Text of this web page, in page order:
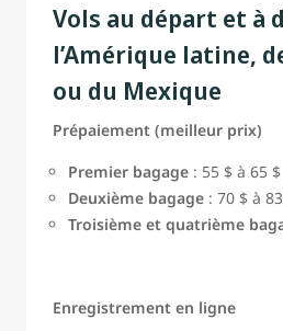
Vols au départ et à
l’Amérique latine,
ou du Mexique
Prépaiement (meilleur prix)
Premier bagage : 55 $ à 65 $
Deuxième bagage : 70 $ à
Troisième et quatrième
Enregistrement en ligne